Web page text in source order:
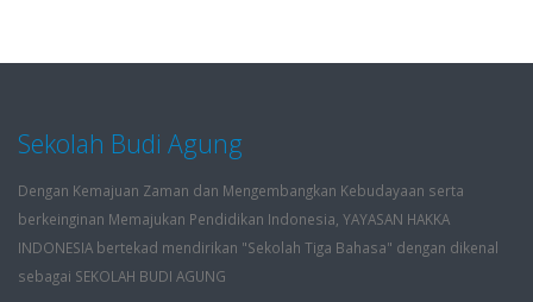
Sekolah Budi Agung
Dengan Kemajuan Zaman dan Mengembangkan Kebudayaan serta
berkeinginan Memajukan Pendidikan Indonesia, YAYASAN HAKKA
INDONESIA bertekad mendirikan "Sekolah Tiga Bahasa" dengan dikenal
sebagai SEKOLAH BUDI AGUNG